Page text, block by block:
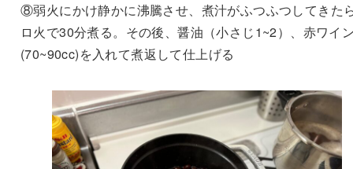
⑧弱火にかけ静かに沸騰させ、煮汁がふつふつしてきた
ロ火で30分煮る。その後、醤油（小さじ1~2）、赤ワイ
(70~90cc)を入れて煮返して仕上げる